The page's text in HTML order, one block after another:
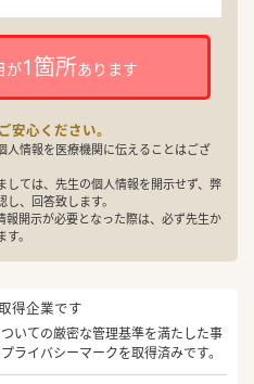
が1箇所あります
心ください。
人情報を医療機関に伝えることはござ
しては、先生の個人情報を開示せず、弊
、回答致します。
報開示が必要となった際は、必ず先生か
。
得企業です
いての厳密な管理基準を満たした事
ライバシーマークを取得済みです。